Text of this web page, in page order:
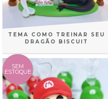
TEMA COMO TREINAR SEU
DRAGÃO BISCUIT
SEM
ESTOQUE